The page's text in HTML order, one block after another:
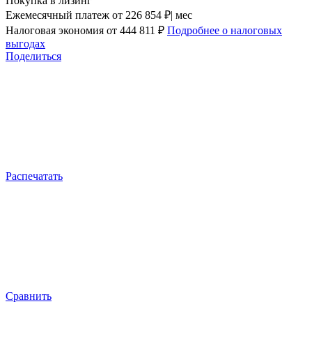
Ежемесячный платеж от 226 854 ₽| мес
Налоговая экономия от 444 811 ₽ Подробнее о налоговых
выгодах
Поделиться
Распечатать
Сравнить